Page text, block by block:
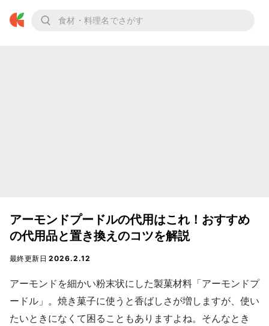
アーモンドプードルの代用はこれ！おすすめ
の代用品と置き換えのコツを解説
最終更新日2026.2.12
アーモンドを細かい粉末状にした製菓材料「アーモンドプ
ードル」。焼き菓子に使うと香ばしさが増しますが、使い
たいときになくて困ることもありますよね。そんなとき